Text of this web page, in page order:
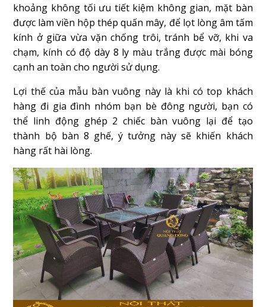
khoảng không tối ưu tiết kiệm không gian, mặt bàn
được làm viền hộp thép quấn mây, để lọt lòng âm tấm
kính ở giữa vừa vặn chống trôi, tránh bể vỡ, khi va
chạm, kính có độ dày 8 ly màu trắng được mài bóng
cạnh an toàn cho người sử dụng.
Lợi thế của mẫu bàn vuông này là khi có top khách
hàng đi gia đình nhóm bạn bè đông người, bạn có
thể linh động ghép 2 chiếc bàn vuông lại để tạo
thành bộ bàn 8 ghế, ý tưởng này sẽ khiến khách
hàng rất hài lòng.